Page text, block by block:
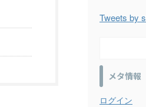
Tweets by
メタ情報
ログイン